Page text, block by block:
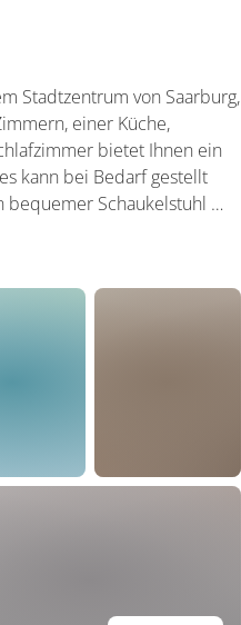
Stadtzentrum von Saarburg,
einer Küche,
bietet Ihnen ein
kann bei Bedarf gestellt
bequemer Schaukelstuhl …